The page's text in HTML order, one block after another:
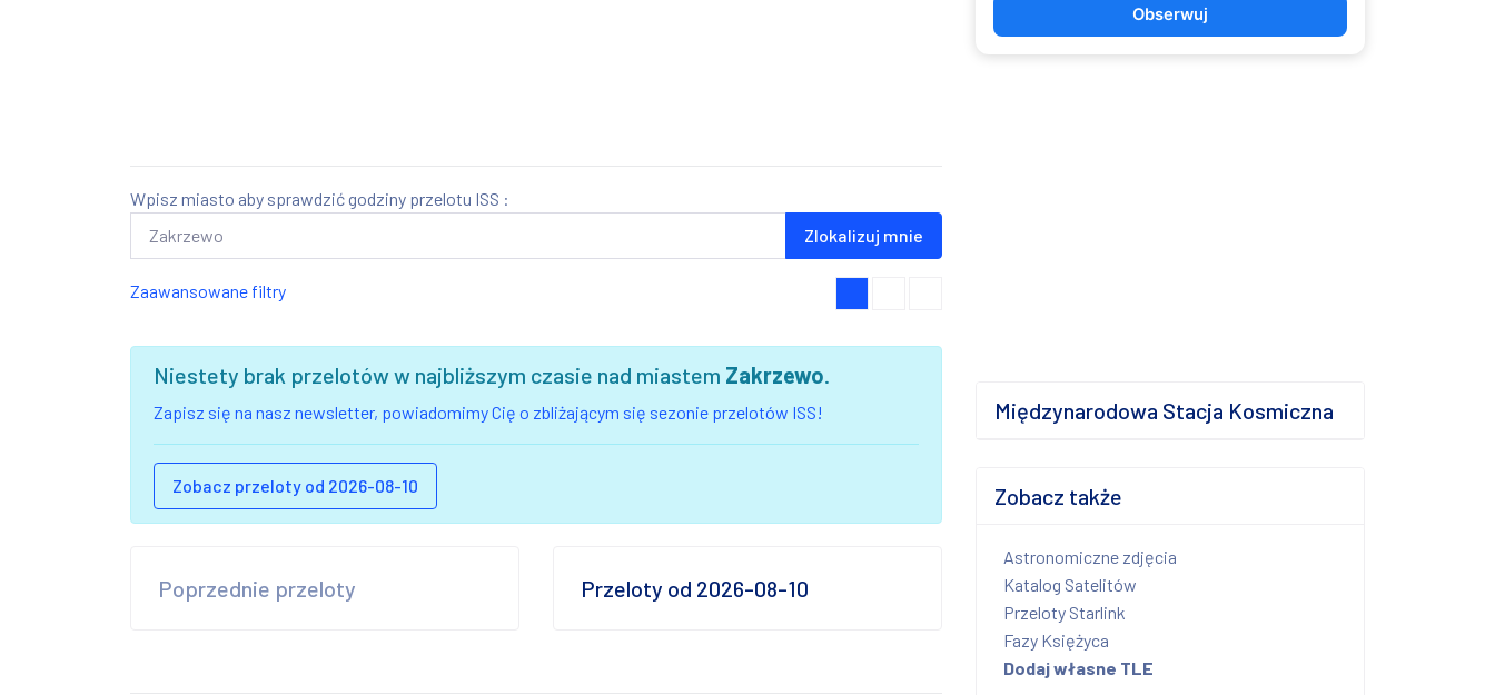
Wpisz miasto aby sprawdzić godziny przelotu ISS :
Zlokalizuj mnie
Zaawansowane filtry
Niestety brak przelotów w najbliższym czasie nad miastem Zakrzewo.
Zapisz się na nasz newsletter, powiadomimy Cię o zbliżającym się sezonie przelotów ISS!
Zobacz przeloty od 2026-08-10
Poprzednie przeloty Przeloty od 2026-08-10
Obserwuj
Międzynarodowa Stacja Kosmiczna
Zobacz także
Astronomiczne zdjęcia
Katalog Satelitów
Przeloty Starlink
Fazy Księżyca
Dodaj własne TLE